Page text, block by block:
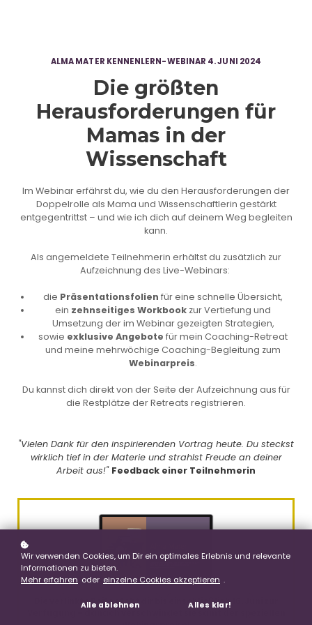
ALMA MATER KENNENLERN-WEBINAR 4. JUNI 2024
Die größten
Herausforderungen für
Mamas in der
Wissenschaft
Im Webinar erfährst du, wie du den Herausforderungen der
Doppelrolle als Mama und Wissenschaftlerin gestärkt
entgegentrittst – und wie ich dich auf deinem Weg begleiten
kann.
Als angemeldete Teilnehmerin erhältst du zusätzlich zur
Aufzeichnung des Live-Webinars:
die Präsentationsfolien für eine schnelle Übersicht,
ein zehnseitiges Workbook zur Vertiefung und
Umsetzung der im Webinar gezeigten Strategien,
sowie exklusive Angebote für mein Coaching-Retreat
und meine mehrwöchige Coaching-Begleitung zum
Webinarpreis.
Du kannst dich direkt von der Seite der Aufzeichnung aus für
die Restplätze der Retreats registrieren.
"Vielen Dank für den inspirierenden Vortrag heute. Du steckst
wirklich tief in der Materie und strahlst Freude an deiner
Arbeit aus!" Feedback einer Teilnehmerin
Die verlinkte Seite steht dir bis einschließlich 16. Juni zur
Wir verwenden Cookies, um Dir ein optimales Erlebnis und relevante
Informationen zu bieten.
Mehr erfahren oder einzelne Cookies akzeptieren .
Alle ablehnen Alles klar!